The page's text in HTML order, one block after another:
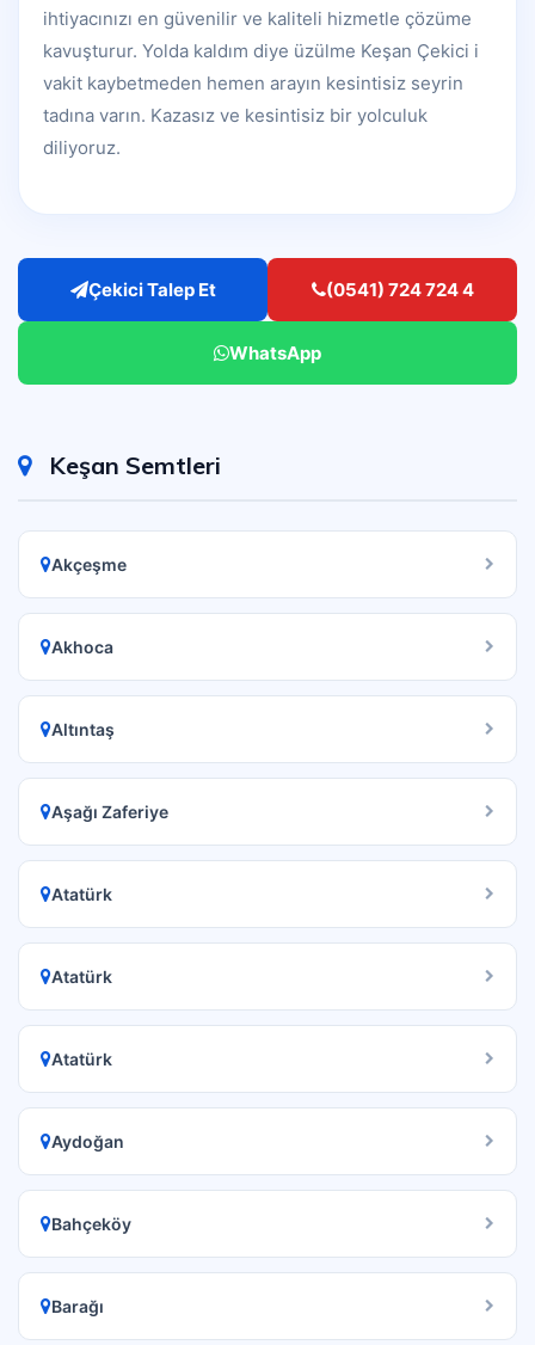
ihtiyacınızı en güvenilir ve kaliteli hizmetle çözüme
kavuşturur. Yolda kaldım diye üzülme Keşan Çekici i
vakit kaybetmeden hemen arayın kesintisiz seyrin
tadına varın. Kazasız ve kesintisiz bir yolculuk
diliyoruz.
Çekici Talep Et (0541) 724 724 4
WhatsApp
Keşan Semtleri
Akçeşme
Akhoca
Altıntaş
Aşağı Zaferiye
Atatürk
Atatürk
Atatürk
Aydoğan
Bahçeköy
Barağı